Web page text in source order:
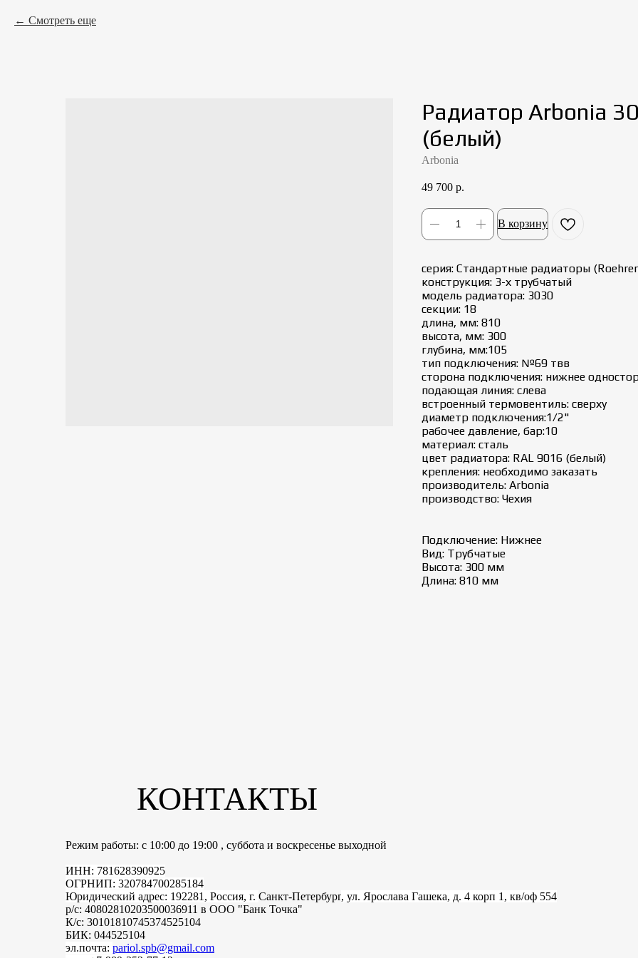
Смотреть еще
Радиатор Arbonia
(белый)
Arbonia
49 700 р.
В корзину
серия: Стандартные радиаторы
конструкция: 3-х трубчатый
модель радиатора: 3030
секции: 18
длина, мм: 810
высота, мм: 300
глубина, мм:105
тип подключения: №69 твв
сторона подключения: нижнее
подающая линия: слева
встроенный термовентиль: сверху
диаметр подключения:1/2"
рабочее давление, бар:10
материал: сталь
цвет радиатора: RAL 9016 (белый)
крепления: необходимо заказать
производитель: Arbonia
производство: Чехия
Подключение: Нижнее
Вид: Трубчатые
Высота: 300 мм
Длина: 810 мм
КОНТАКТЫ
Режим работы: с 10:00 до 19:00 , суббота и воскресенье выходной
ИНН: 781628390925
ОГРНИП: 320784700285184
Юридический адрес: 192281, Россия, г. Санкт-Петербург, ул. Ярослава Гашека, д. 4 корп 1, кв/оф 554
р/с: 40802810203500036911 в ООО "Банк Точка"
К/с: 30101810745374525104
БИК: 044525104
эл.почта: pariol.spb@gmail.com